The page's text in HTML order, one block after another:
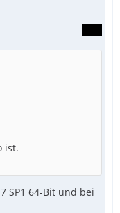
ist.
SP1 64-Bit und bei